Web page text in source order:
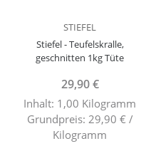
STIEFEL
Stiefel - Teufelskralle,
geschnitten 1kg Tüte
29,90 €
Inhalt: 1,00 Kilogramm
Grundpreis: 29,90 € /
Kilogramm